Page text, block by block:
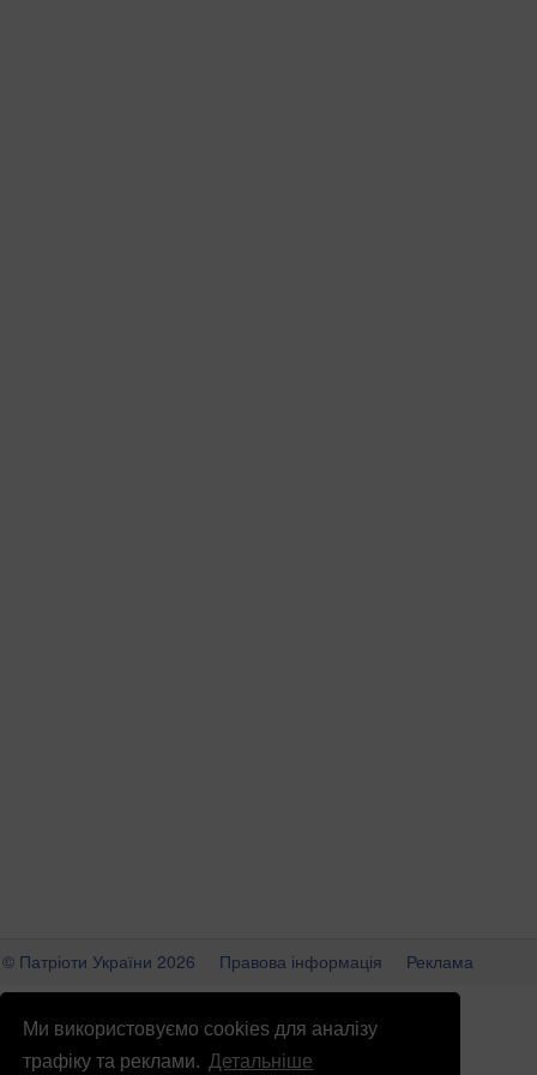
Ми використовуємо cookies для аналізу
трафіку та реклами. Детальніше
© Патріоти України 2026 Правова інформація
Реклама